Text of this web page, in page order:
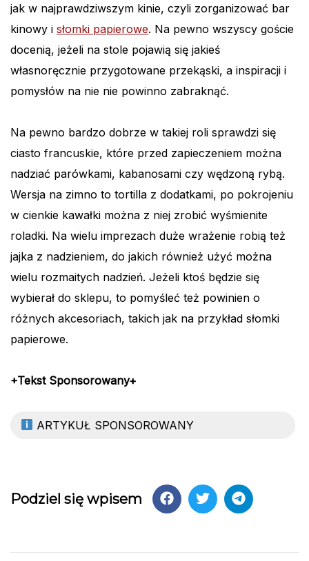
jak w najprawdziwszym kinie, czyli zorganizować bar
kinowy i słomki papierowe. Na pewno wszyscy goście
docenią, jeżeli na stole pojawią się jakieś
własnoręcznie przygotowane przekąski, a inspiracji i
pomysłów na nie nie powinno zabraknąć.
Na pewno bardzo dobrze w takiej roli sprawdzi się
ciasto francuskie, które przed zapieczeniem można
nadziać parówkami, kabanosami czy wędzoną rybą.
Wersja na zimno to tortilla z dodatkami, po pokrojeniu
w cienkie kawałki można z niej zrobić wyśmienite
roladki. Na wielu imprezach duże wrażenie robią też
jajka z nadzieniem, do jakich również użyć można
wielu rozmaitych nadzień. Jeżeli ktoś będzie się
wybierał do sklepu, to pomyśleć też powinien o
różnych akcesoriach, takich jak na przykład słomki
papierowe.
+Tekst Sponsorowany+
ARTYKUŁ SPONSOROWANY
Podziel się wpisem